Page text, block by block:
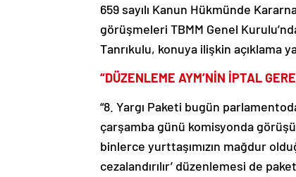
659 sayılı Kanun Hükmünde
görüşmeleri TBMM Genel
Tanrıkulu, konuya ilişkin açıklama
“DÜZENLEME AYM’NİN İPTAL
“8. Yargı Paketi bugün
çarşamba günü komisyonda
binlerce yurttaşımızın mağdur
cezalandırılır’ düzenlemesi de